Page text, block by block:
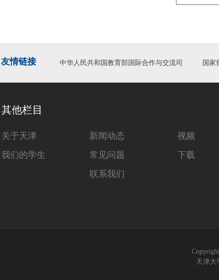
友情链接 中华人民共和国教育部国际合作与交流司 国家
其他栏目
关于天津
我们的学生
新闻动态
常见问题
联系我们
视频
下载
天津大